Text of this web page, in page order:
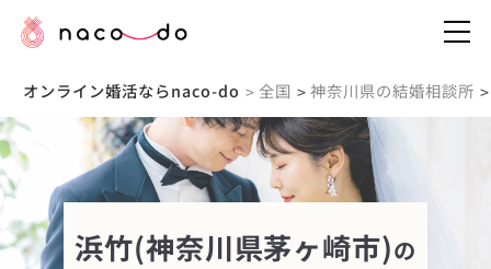
オンライン婚活ならnaco-do > 全国 > 神奈川県の結婚相談所 >
浜竹(神奈川県茅ヶ崎市)の